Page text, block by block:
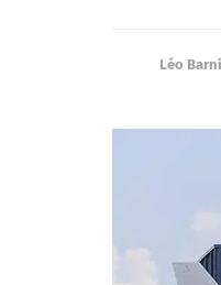
Léo